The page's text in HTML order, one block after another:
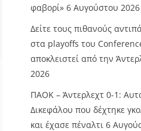
φαβορί» 6 Αυγούστου 2026
Δείτε τους πιθανούς
στα playoffs του
αποκλειστεί από την
2026
ΠΑΟΚ – Άντερλεχτ 0-1:
Δικεφάλου που δέχτηκε
και έχασε πέναλτι 6